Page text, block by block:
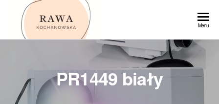
Przejdź
Menu
PR1449 biały